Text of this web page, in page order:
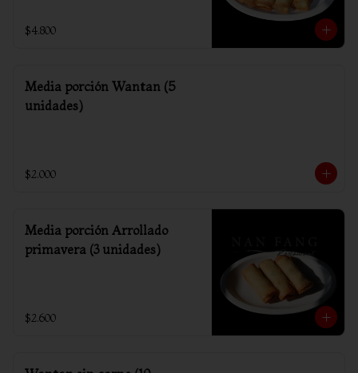
$4.800
Media porción Wantan (5
unidades)
$2.000
Media porción Arrollado
primavera (3 unidades)
$2.600